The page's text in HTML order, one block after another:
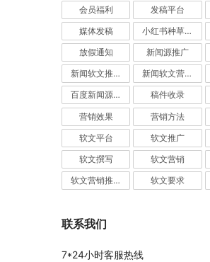
会员福利 发稿平台
媒体发稿 小红书种草推广
放假通知 新闻源推广
新闻软文推广发稿 新闻软文营销推广
百度新闻源发布 稿件收录
营销效果 营销方法
软文平台 软文推广
软文撰写 软文营销
软文营销推广 软文要求
联系我们
7*24小时客服热线